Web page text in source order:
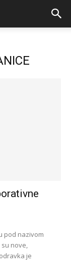
pod nazivom
nove,
je